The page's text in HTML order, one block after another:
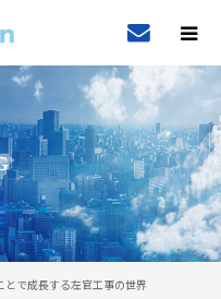
とで成長する左官工事の世界